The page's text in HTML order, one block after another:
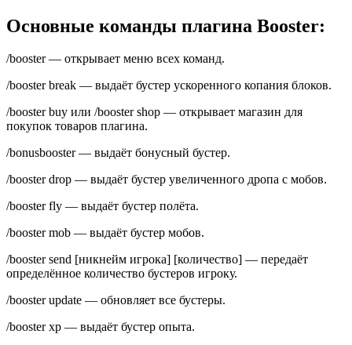
Основные команды плагина Booster:
/booster — открывает меню всех команд.
/booster break — выдаёт бустер ускоренного копания блоков.
/booster buy или /booster shop — открывает магазин для
покупок товаров плагина.
/bonusbooster — выдаёт бонусный бустер.
/booster drop — выдаёт бустер увеличенного дропа с мобов.
/booster fly — выдаёт бустер полёта.
/booster mob — выдаёт бустер мобов.
/booster send [никнейм игрока] [количество] — передаёт
определённое количество бустеров игроку.
/booster update — обновляет все бустеры.
/booster xp — выдаёт бустер опыта.